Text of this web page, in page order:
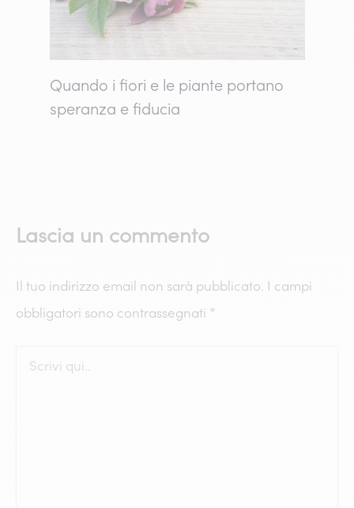
Quando i fiori e le piante portano
speranza e fiducia
Lascia un commento
Il tuo indirizzo email non sarà pubblicato. I campi
obbligatori sono contrassegnati *
qui..